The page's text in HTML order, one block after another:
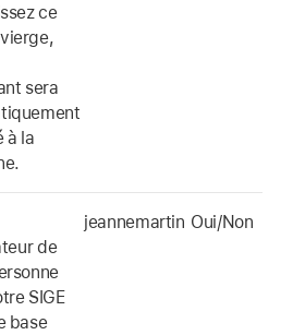
ce
sera
à la
de
SIGE
base
jeannemartin Oui/Non